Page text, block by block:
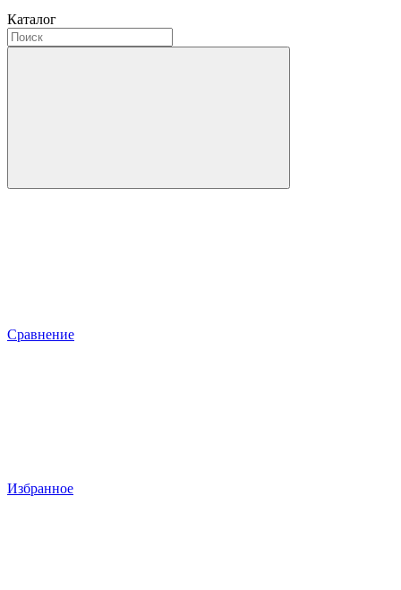
Каталог
Сравнение
Избранное